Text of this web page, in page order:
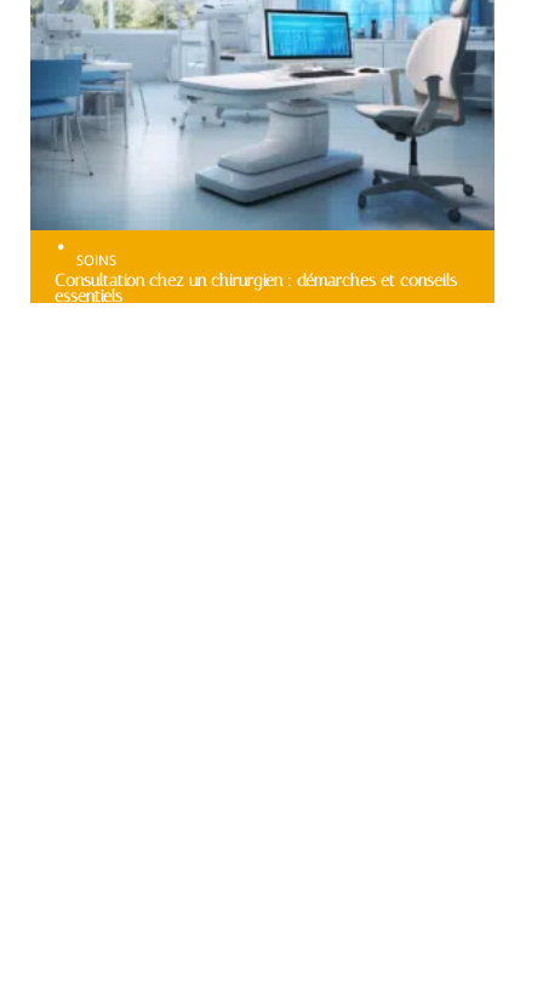
SOINS
Consultation chez un chirurgien : démarches et conseils
essentiels